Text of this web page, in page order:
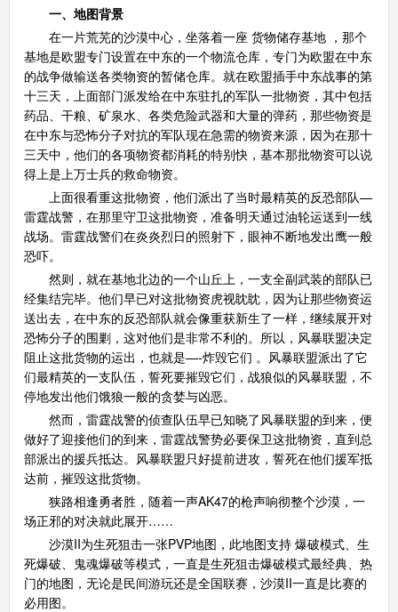
一、地图背景
在一片荒芜的沙漠中心，坐落着一座 货物储存基地 ，那个
基地是欧盟专门设置在中东的一个物流仓库，专门为欧盟在中东
的战争做输送各类物资的暂储仓库。就在欧盟插手中东战事的第
十三天，上面部门派发给在中东驻扎的军队一批物资，其中包括
药品、干粮、矿泉水、各类危险武器和大量的弹药，那些物资是
在中东与恐怖分子对抗的军队现在急需的物资来源，因为在那十
三天中，他们的各项物资都消耗的特别快，基本那批物资可以说
得上是上万士兵的救命物资。
上面很看重这批物资，他们派出了当时最精英的反恐部队—
雷霆战警，在那里守卫这批物资，准备明天通过油轮运送到一线
战场。雷霆战警们在炎炎烈日的照射下，眼神不断地发出鹰一般
恐吓。
然则，就在基地北边的一个山丘上，一支全副武装的部队已
经集结完毕。他们早已对这批物资虎视眈眈，因为让那些物资运
送出去，在中东的反恐部队就会像重获新生了一样，继续展开对
恐怖分子的围剿，这对他们是非常不利的。所以，风暴联盟决定
阻止这批货物的运出，也就是—-炸毁它们 。风暴联盟派出了它
们最精英的一支队伍，誓死要摧毁它们，战狼似的风暴联盟，不
停地发出他们饿狼一般的贪婪与凶恶。
然而，雷霆战警的侦查队伍早已知晓了风暴联盟的到来，便
做好了迎接他们的到来，雷霆战警势必要保卫这批物资，直到总
部派出的援兵抵达。风暴联盟只好提前进攻，誓死在他们援军抵
达前，摧毁这批货物。
狭路相逢勇者胜，随着一声AK47的枪声响彻整个沙漠，一
场正邪的对决就此展开……
沙漠II为生死狙击一张PVP地图，此地图支持 爆破模式、生
死爆破、鬼魂爆破等模式，一直是生死狙击爆破模式最经典、热
门的地图，无论是民间游玩还是全国联赛，沙漠II一直是比赛的
必用图。